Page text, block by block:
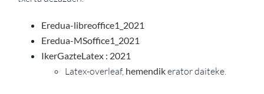
Eredua-libreoffice1_2021
Eredua-MSoffice1_2021
IkerGazteLatex : 2021
Latex-overleaf, hemendikerator daiteke.